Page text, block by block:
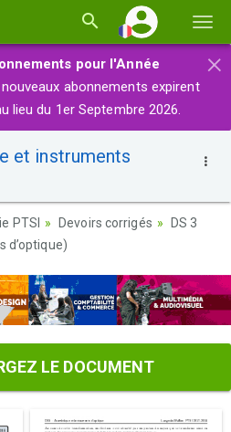
la×
pour l'Année
abonnements expirent
lieu du 1er Septembre 2026.
et instruments
PTSI Devoirs corrigés
DS 3
d’optique)
LE DOCUMENT